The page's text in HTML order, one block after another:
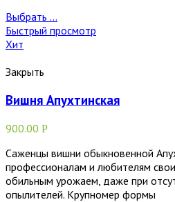
Выбрать ...
Быстрый просмотр
Хит
Закрыть
Вишня Апухтинская
900.00 Р
Саженцы вишни обыкновенной
профессионалам и любителям
обильным урожаем, даже при
опылителей. Крупномер формы